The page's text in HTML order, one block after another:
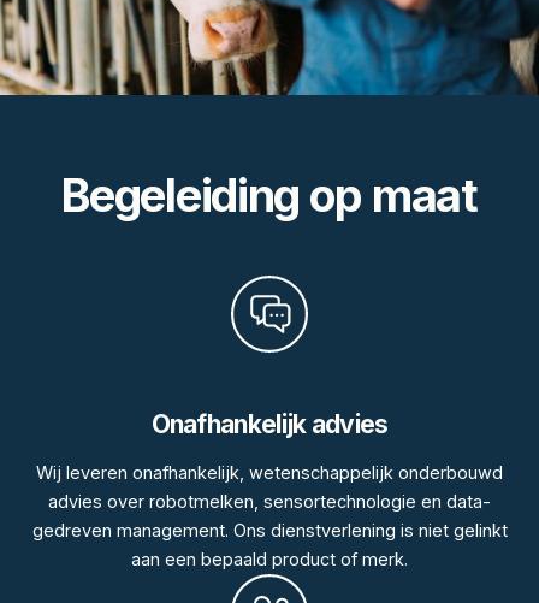
Begeleiding op maat
Onafhankelijk advies
Wij leveren onafhankelijk, wetenschappelijk onderbouwd
advies over robotmelken, sensortechnologie en data-
gedreven management. Ons dienstverlening is niet gelinkt
aan een bepaald product of merk.